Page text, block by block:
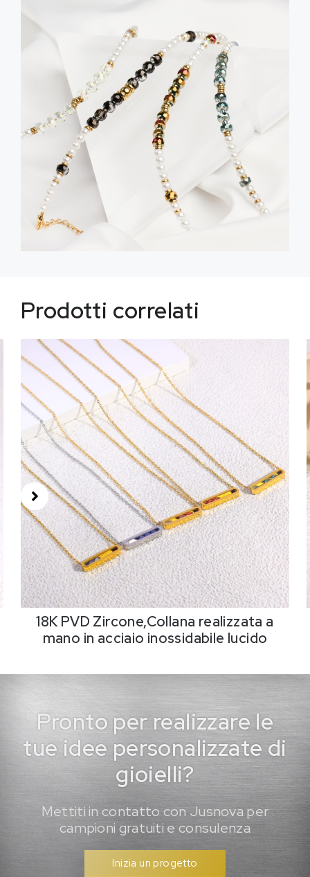
Prodotti correlati
18K PVD Zircone,Collana realizzata a
mano in acciaio inossidabile lucido
Pronto per realizzare le
tue idee personalizzate di
gioielli?
Mettiti in contatto con Jusnova per
campioni gratuiti e consulenza
Inizia un progetto